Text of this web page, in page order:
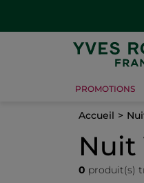
PROMOTIONS
Accueil
Nuit
0 produit(s)